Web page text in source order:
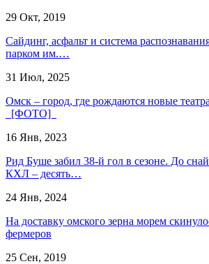
29 Окт, 2019
Сайдинг, асфальт и система
парком им.…
31 Июл, 2025
Омск – город, где рождаются новые
[ФОТО]
16 Янв, 2023
Рид Буше забил 38-й гол в сезоне. До
КХЛ – десять…
24 Янв, 2024
На доставку омского зерна морем
фермеров
25 Сен, 2019